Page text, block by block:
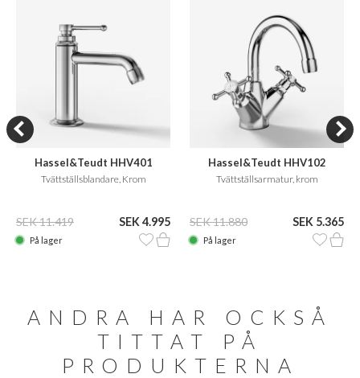
Hassel&Teudt HHV401
Tvättställsblandare, Krom
SEK 11.419 SEK 4.995
På lager
Hassel&Teudt HHV102
Tvättställsarmatur, krom
SEK 11.880 SEK 5.365
På lager
ANDRA HAR OCKSÅ
TITTAT PÅ
PRODUKTERNA